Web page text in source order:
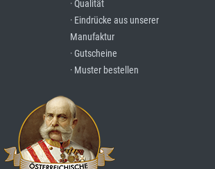
· Qualität
· Eindrücke aus unserer
Manufaktur
· Gutscheine
· Muster bestellen